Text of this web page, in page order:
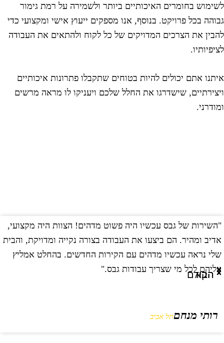
בחומרים האיכותיים ביותר ולשמירה על רמת גימור
בכל פרויקט. בנוסף, אנו מספקים ייעוץ אישי ומקצועי כדי
את הצרכים המדויקים של כל לקוח ולהתאים את העבודה
אתם יכולים להיות בטוחים שתקבלו פתרונות איכותיים
שישדרגו את החלל שלכם ויעניקו לו מראה מרשים
"השירות של גבס עכשיו היה פשוט מדהים! הצוות היה מקצועי,
אדיב ומהיר. הם ביצעו את העבודה בצורה נקייה ומדויקת, והבית
שלי נראה עכשיו מדהים עם הקירות החדשים. בהחלט אמליץ
עליהם לכל מי שצריך עבודות גבס."
רותי מנחםתל אביב
הקודם
הבא